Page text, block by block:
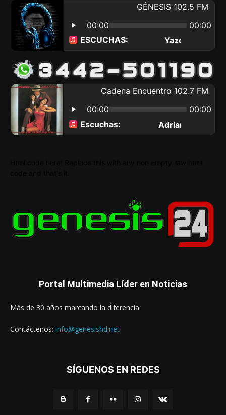
Portal Multimedia Líder en Noticias
Más de 30 años marcando la diferencia
Contáctenos: info@genesishd.net
SÍGUENOS EN REDES